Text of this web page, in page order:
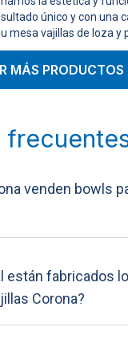
único y con una
mesa vajillas de loza y
MÁS PRODUCTOS
venden bowls
están fabricados
Corona?